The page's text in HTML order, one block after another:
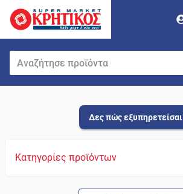
Δες πώς εξυπηρετείσαι
Κατηγορίες προϊόντων